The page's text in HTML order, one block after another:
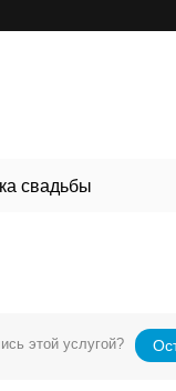
свадьбы
этой услугой?